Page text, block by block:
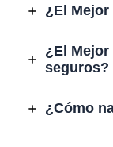
¿El
¿El Mejor
seguros?
¿Cómo